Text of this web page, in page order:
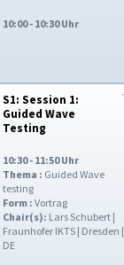
10:00 - 10:30 Uhr
S1: Session 1:
Guided Wave
Testing
10:30 - 11:50 Uhr
Thema : Guided Wave
testing
Form : Vortrag
Chair(s): Lars Schubert |
Fraunhofer IKTS | Dresden |
DE